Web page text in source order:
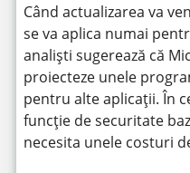
Când actualizarea va
se va aplica numai
analiști sugerează că
proiecteze unele
pentru alte aplicații. În
funcție de securitate
necesita unele costuri